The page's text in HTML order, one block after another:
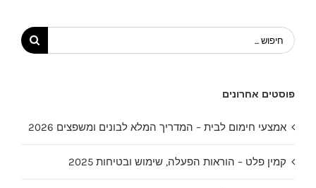
חיפוש...
פוסטים אחרונים
אמצעי חימום לבית – המדריך המלא לבונים ומשפצים 2026
קמין פלט – הוראות הפעלה, שימוש ובטיחות 2025